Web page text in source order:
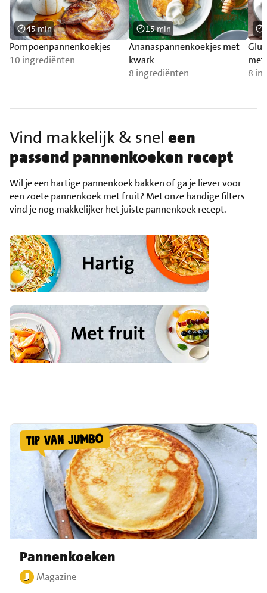
Pompoenpannenkoekjes
10 ingrediënten
45 min
Ananaspannenkoekjes met
kwark
8 ingrediënten
15 min
met
8
Vind makkelijk & snel een
passend pannenkoeken recept
Wil je een hartige pannenkoek bakken of ga je liever voor
een zoete pannenkoek met fruit? Met onze handige filters
vind je nog makkelijker het juiste pannenkoek recept.
Pannenkoeken
Magazine